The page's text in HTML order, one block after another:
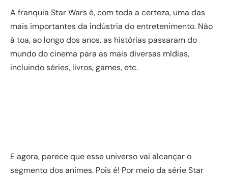
A franquia Star Wars é, com toda a certeza, uma das
mais importantes da indústria do entretenimento. Não
à toa, ao longo dos anos, as histórias passaram do
mundo do cinema para as mais diversas mídias,
incluindo séries, livros, games, etc.
E agora, parece que esse universo vai alcançar o
segmento dos animes. Pois é! Por meio da série Star